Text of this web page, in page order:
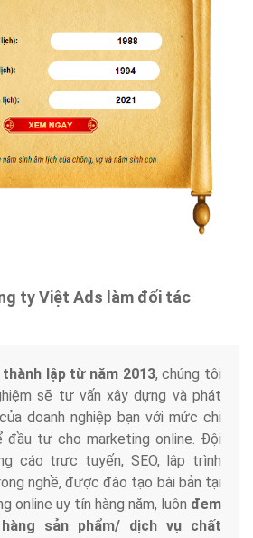
ty Việt Ads làm đối tác
lập từ năm 2013, chúng tôi
sẽ tư vấn xây dựng và phát
doanh nghiệp bạn với mức chi
đầu tư cho marketing online. Đội
cáo trực tuyến, SEO, lập trình
nghề, được đào tạo bài bản tại
online uy tín hàng năm, luôn đem
sản phẩm/ dịch vụ chất